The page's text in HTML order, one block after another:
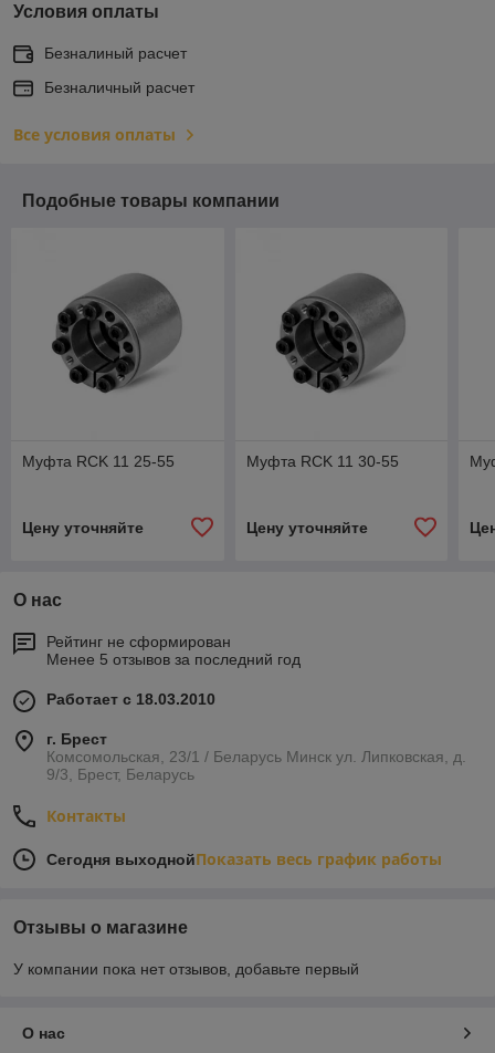
Условия оплаты
Безналиный расчет
Безналичный расчет
Все условия оплаты
Подобные товары компании
Муфта RCK 11 25-55
Цену уточняйте
Муфта RCK 11 30-55
Цену уточняйте
О нас
Рейтинг не сформирован
Менее 5 отзывов за последний год
Работает с 18.03.2010
г. Брест
Комсомольская, 23/1 / Беларусь Минск ул. Липковская, д.
9/3, Брест, Беларусь
Контакты
Сегодня выходнойПоказать весь график работы
Отзывы о магазине
У компании пока нет отзывов, добавьте первый
О нас